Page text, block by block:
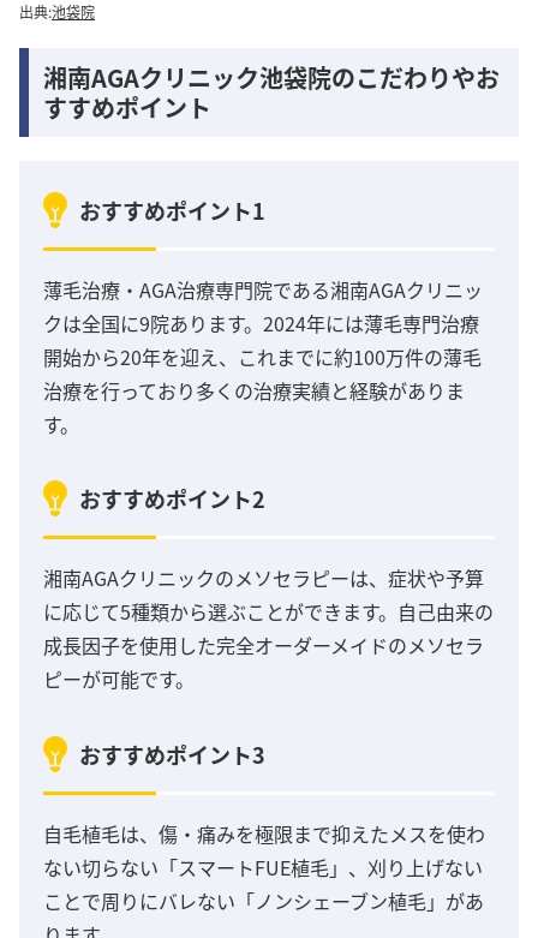
出典:池袋院
湘南AGAクリニック池袋院のこだわりやお
すすめポイント
おすすめポイント1
薄毛治療・AGA治療専門院である湘南AGAクリニッ
クは全国に9院あります。2024年には薄毛専門治療
開始から20年を迎え、これまでに約100万件の薄毛
治療を行っており多くの治療実績と経験がありま
す。
おすすめポイント2
湘南AGAクリニックのメソセラピーは、症状や予算
に応じて5種類から選ぶことができます。自己由来の
成長因子を使用した完全オーダーメイドのメソセラ
ピーが可能です。
おすすめポイント3
自毛植毛は、傷・痛みを極限まで抑えたメスを使わ
ない切らない「スマートFUE植毛」、刈り上げない
ことで周りにバレない「ノンシェーブン植毛」があ